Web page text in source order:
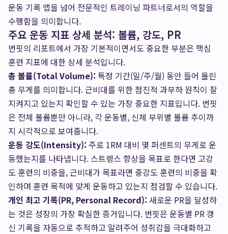
운동 기록 앱을 넘어 전문적인 트레이닝 파트너로서의 역할을
수행함을 의미합니다.
주요 운동 지표 상세 분석: 볼륨, 강도, PR
번핏의 리포트에서 가장 기본적이면서도 중요한 부분은 핵심
훈련 지표에 대한 상세 분석입니다.
총 볼륨(Total Volume): 특정 기간(일/주/월) 동안 들어 올린
총 무게를 의미합니다. 근비대를 위한 점진적 과부하 원칙이 잘
지켜지고 있는지 확인할 수 있는 가장 중요한 지표입니다. 번핏
은 전체 볼륨뿐만 아니라, 각 운동별, 신체 부위별 볼륨 추이까
지 시각적으로 보여줍니다.
운동 강도(Intensity): 주로 1RM 대비 몇 퍼센트의 무게로 운
동했는지를 나타냅니다. 스트렝스 향상을 목표로 한다면 고강
도 훈련의 비중을, 근비대가 목표라면 중강도 훈련의 비중을 확
인하며 훈련 목적에 맞게 운동하고 있는지 점검할 수 있습니다.
개인 최고 기록(PR, Personal Record): 새로운 PR을 달성하
는 것은 성장의 가장 확실한 증거입니다. 번핏은 운동별 PR 갱
신 기록을 자동으로 추적하고 알려주어 성취감을 극대화하고